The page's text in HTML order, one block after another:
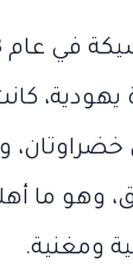
يهودية،
ما
ومغنية.